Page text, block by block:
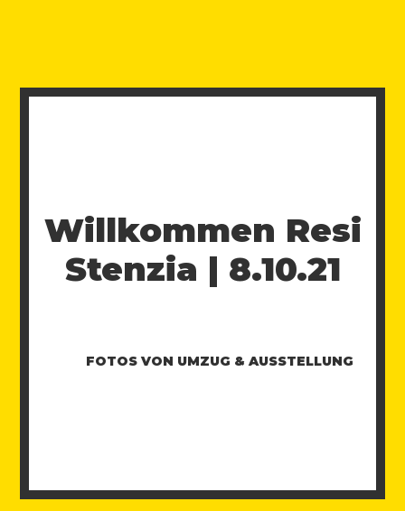
Willkommen Resi
Stenzia | 8.10.21
FOTOS VON UMZUG & AUSSTELLUNG